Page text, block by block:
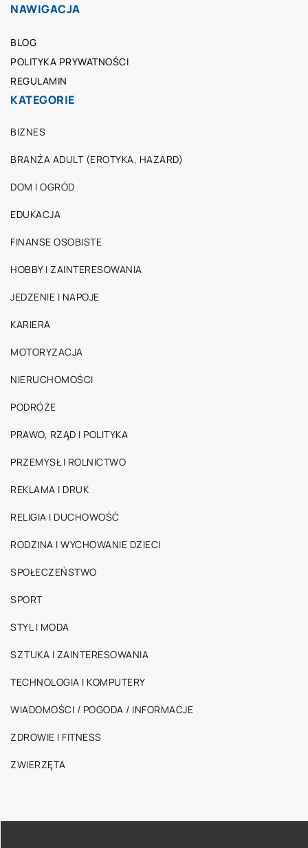
NAWIGACJA
BLOG
POLITYKA PRYWATNOŚCI
REGULAMIN
KATEGORIE
BIZNES
BRANŻA ADULT (EROTYKA, HAZARD)
DOM I OGRÓD
EDUKACJA
FINANSE OSOBISTE
HOBBY I ZAINTERESOWANIA
JEDZENIE I NAPOJE
KARIERA
MOTORYZACJA
NIERUCHOMOŚCI
PODRÓŻE
PRAWO, RZĄD I POLITYKA
PRZEMYSŁ I ROLNICTWO
REKLAMA I DRUK
RELIGIA I DUCHOWOŚĆ
RODZINA I WYCHOWANIE DZIECI
SPOŁECZEŃSTWO
SPORT
STYL I MODA
SZTUKA I ZAINTERESOWANIA
TECHNOLOGIA I KOMPUTERY
WIADOMOŚCI / POGODA / INFORMACJE
ZDROWIE I FITNESS
ZWIERZĘTA